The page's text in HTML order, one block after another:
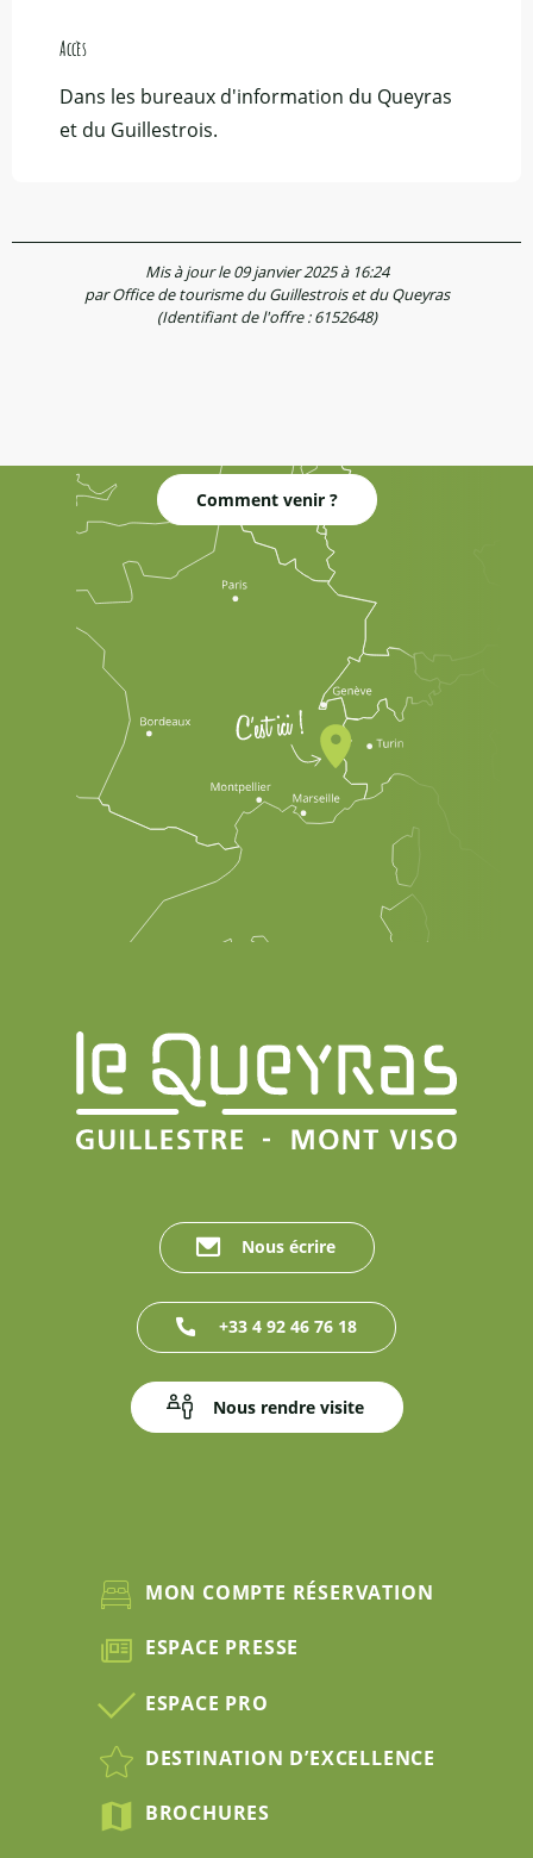
Accès
Accès
Dans les bureaux d'information du Queyras
et du Guillestrois.
Mis à jour le 09 janvier 2025 à 16:24
par Office de tourisme du Guillestrois et du Queyras
(Identifiant de l'offre :6152648)
Comment venir ?
Nous écrire
+33 4 92 46 76 18
Nous rendre visite
MON COMPTE RÉSERVATION
ESPACE PRESSE
ESPACE PRO
DESTINATION D’EXCELLENCE
BROCHURES